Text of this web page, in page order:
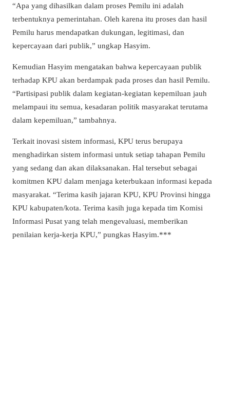
“Apa yang dihasilkan dalam proses Pemilu ini adalah
terbentuknya pemerintahan. Oleh karena itu proses dan hasil
Pemilu harus mendapatkan dukungan, legitimasi, dan
kepercayaan dari publik,” ungkap Hasyim.
Kemudian Hasyim mengatakan bahwa kepercayaan publik
terhadap KPU akan berdampak pada proses dan hasil Pemilu.
“Partisipasi publik dalam kegiatan-kegiatan kepemiluan jauh
melampaui itu semua, kesadaran politik masyarakat terutama
dalam kepemiluan,” tambahnya.
Terkait inovasi sistem informasi, KPU terus berupaya
menghadirkan sistem informasi untuk setiap tahapan Pemilu
yang sedang dan akan dilaksanakan. Hal tersebut sebagai
komitmen KPU dalam menjaga keterbukaan informasi kepada
masyarakat. “Terima kasih jajaran KPU, KPU Provinsi hingga
KPU kabupaten/kota. Terima kasih juga kepada tim Komisi
Informasi Pusat yang telah mengevaluasi, memberikan
penilaian kerja-kerja KPU,” pungkas Hasyim.***